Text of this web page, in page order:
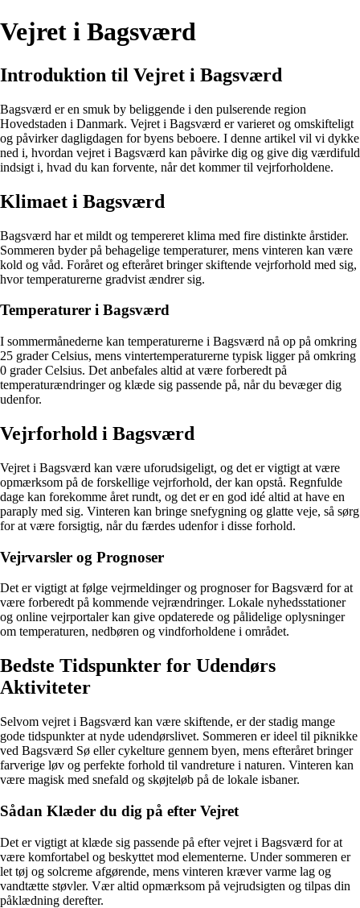
Vejret i Bagsværd
Introduktion til Vejret i Bagsværd
Bagsværd er en smuk by beliggende i den pulserende region
Hovedstaden i Danmark. Vejret i Bagsværd er varieret og omskifteligt
og påvirker dagligdagen for byens beboere. I denne artikel vil vi dykke
ned i, hvordan vejret i Bagsværd kan påvirke dig og give dig værdifuld
indsigt i, hvad du kan forvente, når det kommer til vejrforholdene.
Klimaet i Bagsværd
Bagsværd har et mildt og tempereret klima med fire distinkte årstider.
Sommeren byder på behagelige temperaturer, mens vinteren kan være
kold og våd. Foråret og efteråret bringer skiftende vejrforhold med sig,
hvor temperaturerne gradvist ændrer sig.
Temperaturer i Bagsværd
I sommermånederne kan temperaturerne i Bagsværd nå op på omkring
25 grader Celsius, mens vintertemperaturerne typisk ligger på omkring
0 grader Celsius. Det anbefales altid at være forberedt på
temperaturændringer og klæde sig passende på, når du bevæger dig
udenfor.
Vejrforhold i Bagsværd
Vejret i Bagsværd kan være uforudsigeligt, og det er vigtigt at være
opmærksom på de forskellige vejrforhold, der kan opstå. Regnfulde
dage kan forekomme året rundt, og det er en god idé altid at have en
paraply med sig. Vinteren kan bringe snefygning og glatte veje, så sørg
for at være forsigtig, når du færdes udenfor i disse forhold.
Vejrvarsler og Prognoser
Det er vigtigt at følge vejrmeldinger og prognoser for Bagsværd for at
være forberedt på kommende vejrændringer. Lokale nyhedsstationer
og online vejrportaler kan give opdaterede og pålidelige oplysninger
om temperaturen, nedbøren og vindforholdene i området.
Bedste Tidspunkter for Udendørs
Aktiviteter
Selvom vejret i Bagsværd kan være skiftende, er der stadig mange
gode tidspunkter at nyde udendørslivet. Sommeren er ideel til piknikke
ved Bagsværd Sø eller cykelture gennem byen, mens efteråret bringer
farverige løv og perfekte forhold til vandreture i naturen. Vinteren kan
være magisk med snefald og skøjteløb på de lokale isbaner.
Sådan Klæder du dig på efter Vejret
Det er vigtigt at klæde sig passende på efter vejret i Bagsværd for at
være komfortabel og beskyttet mod elementerne. Under sommeren er
let tøj og solcreme afgørende, mens vinteren kræver varme lag og
vandtætte støvler. Vær altid opmærksom på vejrudsigten og tilpas din
påklædning derefter.